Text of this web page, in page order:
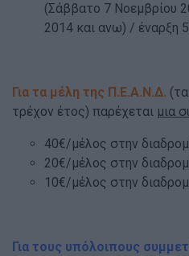
(Σάββατο 7 Νοεμβρίου
2014 και ανω) / έναρξη
Για τα μέλη της Π.Ε.Α.Ν.Δ.
τρέχον έτος) παρέχεται μια
40€/μέλος στην
20€/μέλος στην
10€/μέλος στην
Για τους υπόλοιπους